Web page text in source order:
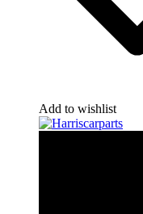
Add to wishlist